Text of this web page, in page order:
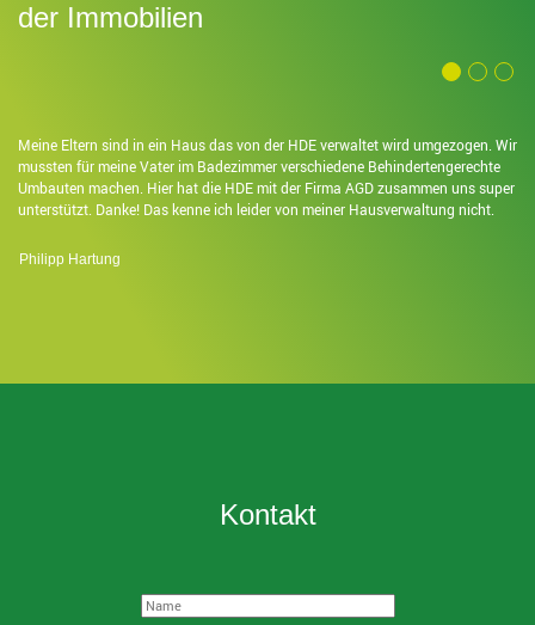
der Immobilien
Meine Eltern sind in ein Haus das von der HDE verwaltet wird umgezogen. Wir
mussten für meine Vater im Badezimmer verschiedene Behindertengerechte
Umbauten machen. Hier hat die HDE mit der Firma AGD zusammen uns super
unterstützt. Danke! Das kenne ich leider von meiner Hausverwaltung nicht.
Philipp Hartung
Kontakt
Name